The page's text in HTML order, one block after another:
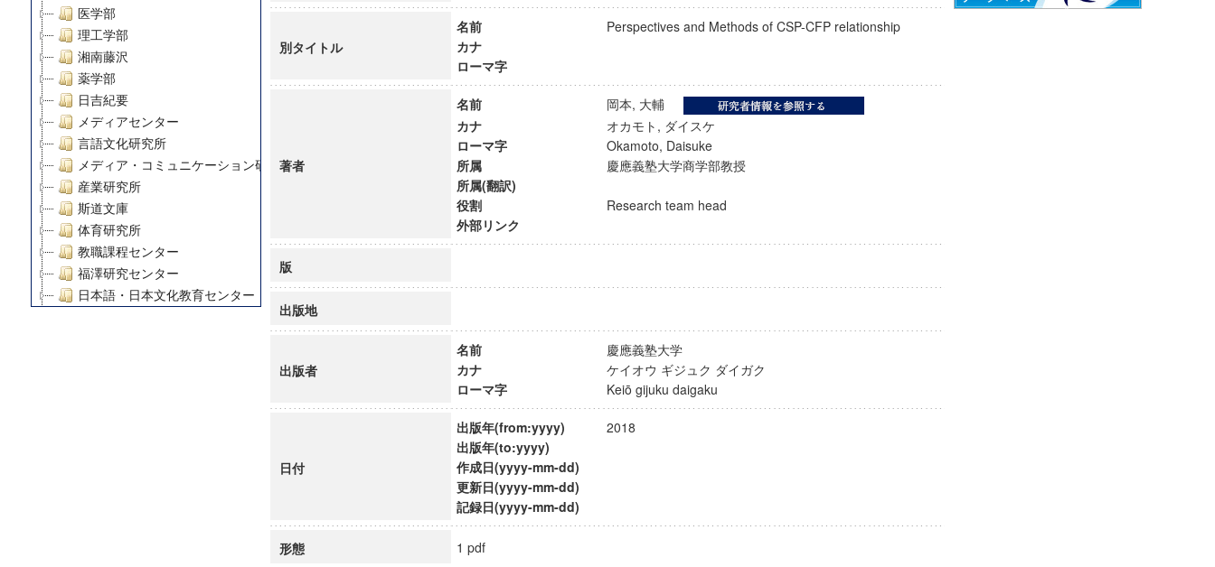
医学部
理工学部
湘南藤沢
薬学部
日吉紀要
メディアセンター
言語文化研究所
メディア・コミュニケーション研究所
産業研究所
斯道文庫
体育研究所
教職課程センター
福澤研究センター
日本語・日本文化教育センター
グローバルリサーチインスティテュート
慶應義塾大学グローバルCOEプログラム市民社会ガバナンス教育研究センター
慶應義塾大学グローバルCOEプログラム論理と感性の先端的教育研究拠点
博士課程教育リーディングプログラム「超成熟社会発展のサイエンス」
別タイトル
名前
Perspectives and Methods of CSP-CFP relationship
カナ
ローマ字
著者
名前
岡本, 大輔
カナ
オカモト, ダイスケ
ローマ字
Okamoto, Daisuke
所属
慶應義塾大学商学部教授
所属(翻訳)
役割
Research team head
外部リンク
版
出版地
出版者
名前
慶應義塾大学
カナ
ケイオウ ギジュク ダイガク
ローマ字
Keiō gijuku daigaku
日付
出版年(from:yyyy)
2018
出版年(to:yyyy)
作成日(yyyy-mm-dd)
更新日(yyyy-mm-dd)
記録日(yyyy-mm-dd)
形態 1 pdf